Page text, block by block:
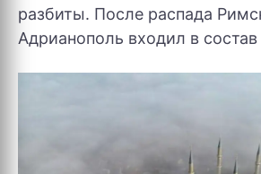
разбиты. После распада
Адрианополь входил в